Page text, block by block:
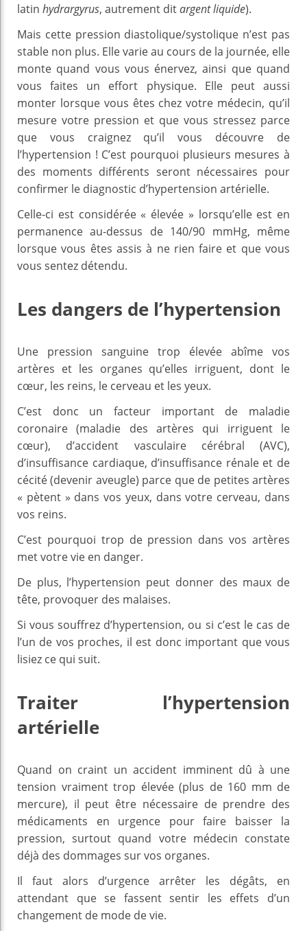
latin hydrargyrus, autrement ditargent liquide).
Mais cette pression diastolique/systolique n’est pas
stable non plus. Elle varie au cours de la journée, elle
monte quand vous vous énervez, ainsi que quand
vous faites un effort physique. Elle peut aussi
monter lorsque vous êtes chez votre médecin, qu’il
mesure votre pression et que vous stressez parce
que vous craignez qu’il vous découvre de
l’hypertension ! C’est pourquoi plusieurs mesures à
des moments différents seront nécessaires pour
confirmer le diagnostic d’hypertension artérielle.
Celle-ci est considérée « élevée » lorsqu’elle est en
permanence au-dessus de 140/90 mmHg, même
lorsque vous êtes assis à ne rien faire et que vous
vous sentez détendu.
Les dangers de l’hypertension
Une pression sanguine trop élevée abîme vos
artères et les organes qu’elles irriguent, dont le
cœur, les reins, le cerveau et les yeux.
C’est donc un facteur important de maladie
coronaire (maladie des artères qui irriguent le
cœur), d’accident vasculaire cérébral (AVC),
d’insuffisance cardiaque, d’insuffisance rénale et de
cécité (devenir aveugle) parce que de petites artères
« pètent » dans vos yeux, dans votre cerveau, dans
vos reins.
C’est pourquoi trop de pression dans vos artères
met votre vie en danger.
De plus, l’hypertension peut donner des maux de
tête, provoquer des malaises.
Si vous souffrez d’hypertension, ou si c’est le cas de
l’un de vos proches, il est donc important que vous
lisiez ce qui suit.
Traiter l’hypertension
artérielle
Quand on craint un accident imminent dû à une
tension vraiment trop élevée (plus de 160 mm de
mercure), il peut être nécessaire de prendre des
médicaments en urgence pour faire baisser la
pression, surtout quand votre médecin constate
déjà des dommages sur vos organes.
Il faut alors d’urgence arrêter les dégâts, en
attendant que se fassent sentir les effets d’un
changement de mode de vie.